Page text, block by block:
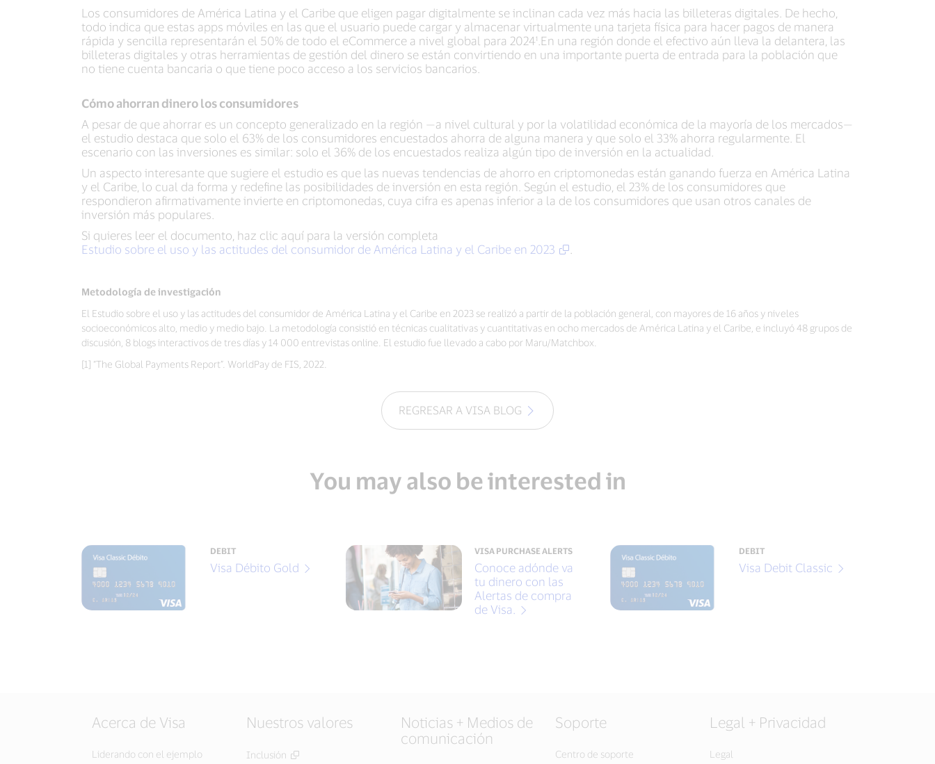
Los consumidores de América Latina y el Caribe que eligen pagar digitalmente se inclinan cada vez más hacia las billeteras digitales. De hecho,
todo indica que estas apps móviles en las que el usuario puede cargar y almacenar virtualmente una tarjeta física para hacer pagos de manera
rápida y sencilla representarán el 50% de todo el eCommerce a nivel global para 2024¹.En una región donde el efectivo aún lleva la delantera, las
billeteras digitales y otras herramientas de gestión del dinero se están convirtiendo en una importante puerta de entrada para la población que
no tiene cuenta bancaria o que tiene poco acceso a los servicios bancarios.
Cómo ahorran dinero los consumidores
A pesar de que ahorrar es un concepto generalizado en la región —a nivel cultural y por la volatilidad económica de la mayoría de los mercados—
el estudio destaca que solo el 63% de los consumidores encuestados ahorra de alguna manera y que solo el 33% ahorra regularmente. El
escenario con las inversiones es similar: solo el 36% de los encuestados realiza algún tipo de inversión en la actualidad.
Un aspecto interesante que sugiere el estudio es que las nuevas tendencias de ahorro en criptomonedas están ganando fuerza en América Latina
y el Caribe, lo cual da forma y redefine las posibilidades de inversión en esta región. Según el estudio, el 23% de los consumidores que
respondieron afirmativamente invierte en criptomonedas, cuya cifra es apenas inferior a la de los consumidores que usan otros canales de
inversión más populares.
Si quieres leer el documento, haz clic aquí para la versión completa
Estudio sobre el uso y las actitudes del consumidor de América Latina y el Caribe en 2023
Metodología de investigación
El Estudio sobre el uso y las actitudes del consumidor de América Latina y el Caribe en 2023 se realizó a partir de la población general, con mayores de 16 años y niveles
socioeconómicos alto, medio y medio bajo. La metodología consistió en técnicas cualitativas y cuantitativas en ocho mercados de América Latina y el Caribe, e incluyó 48 grupos de
discusión, 8 blogs interactivos de tres días y 14 000 entrevistas online. El estudio fue llevado a cabo por Maru/Matchbox.
[1] “The Global Payments Report”. WorldPay de FIS, 2022.
REGRESAR A VISA BLOG
You may also be interested in
DEBIT
Visa Débito Gold
VISA PURCHASE ALERTS
Conoce adónde va
tu dinero con las
Alertas de compra
de Visa.
DEBIT
Visa Debit Classic
Acerca de Visa
Liderando con el ejemplo
Nuestros valores
Inclusión
Noticias + Medios de
comunicación
Soporte
Centro de soporte
Legal + Privacidad
Legal